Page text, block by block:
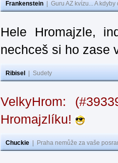
Frankenstein Guru AZ kvízu... A
Hele Hromajzle,
nechceš si ho zase
Ribisel Sudety
VelkyHrom:
Hromajzlíku!
Chuckie Praha nemůže za vaše